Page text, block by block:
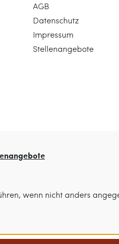
AGB
Datenschutz
Impressum
Stellenangebote
wenn nicht anders